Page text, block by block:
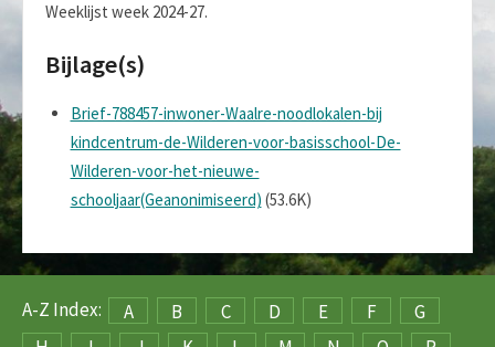
Weeklijst week 2024-27.
Bijlage(s)
Brief-788457-inwoner-Waalre-noodlokalen-bij
kindcentrum-de-Wilderen-voor-basisschool-De-
Wilderen-voor-het-nieuwe-
schooljaar(Geanonimiseerd) (53.6K)
A-Z Index: A B C D E F
G